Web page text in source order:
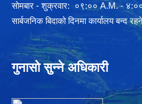
साेमबार - शुक्रवार: ०९:०० A.M. -
सार्बजनिक बिदाको दिनमा कार्यालय बन्द
गुनासो सुन्ने अधिकारी